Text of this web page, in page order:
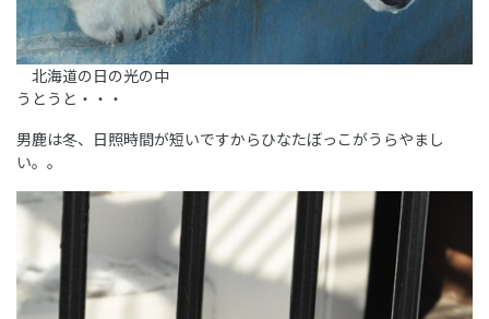
北海道の日の光の中
うとうと・・・
男鹿は冬、日照時間が短いですからひなたぼっこがうらやまし
い。。